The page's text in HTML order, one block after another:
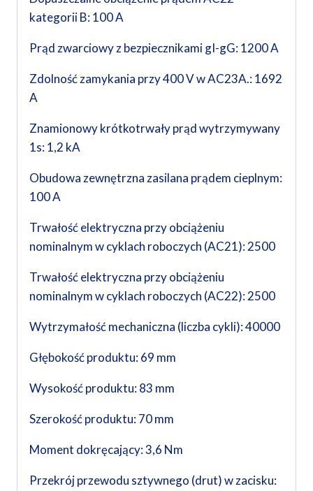
kategorii B: 100 A
Prąd zwarciowy z bezpiecznikami gI-gG: 1200 A
Zdolność zamykania przy 400 V w AC23A.: 1692
A
Znamionowy krótkotrwały prąd wytrzymywany
1s: 1,2 kA
Obudowa zewnętrzna zasilana prądem cieplnym:
100 A
Trwałość elektryczna przy obciążeniu
nominalnym w cyklach roboczych (AC21): 2500
Trwałość elektryczna przy obciążeniu
nominalnym w cyklach roboczych (AC22): 2500
Wytrzymałość mechaniczna (liczba cykli): 40000
Głębokość produktu: 69 mm
Wysokość produktu: 83 mm
Szerokość produktu: 70 mm
Moment dokręcający: 3,6 Nm
Przekrój przewodu sztywnego (drut) w zacisku: